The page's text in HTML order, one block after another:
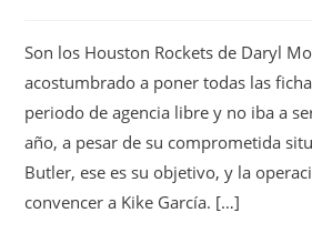
Son los Houston Rockets de Daryl
acostumbrado a poner todas las
periodo de agencia libre y no iba a
año, a pesar de su comprometida
Butler, ese es su objetivo, y la
convencer a Kike García. […]